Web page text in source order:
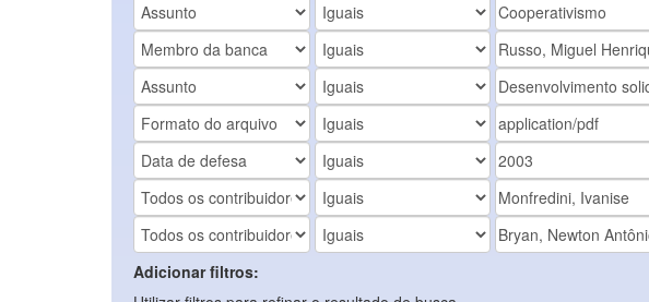
Adicionar filtros: